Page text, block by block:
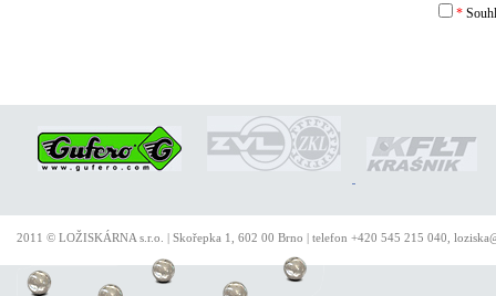
*
2011 © LOŽISKÁRNA s.r.o. | Skořepka 1, 602 00 Brno | telefon +420 545 215 040,